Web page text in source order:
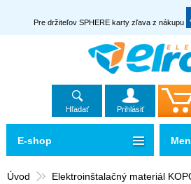
Pre držiteľov SPHERE karty zľava z nákupu
Hľadať Prihlásiť
Úvod
Elektroinštalačný materiál
E-shop